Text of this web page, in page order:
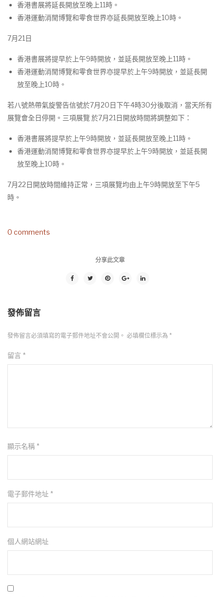
香港書展將延長開放至晚上11時。
香港運動消閒博覽和零食世界亦延長開放至晚上10時。
7月21日
香港書展將提早於上午9時開放，並延長開放至晚上11時。
香港運動消閒博覽和零食世界亦提早於上午9時開放，並延長開
放至晚上10時。
若八號熱帶氣旋警告信號於7月20日下午4時30分後取消，當天所有
展覽會全日停開。三項展覽 於7月21日開放時間將調整如下：
香港書展將提早於上午9時開放，並延長開放至晚上11時。
香港運動消閒博覽和零食世界亦提早於上午9時開放，並延長開
放至晚上10時。
7月22日開放時間維持正常，三項展覽均由上午9時開放至下午5
時。
0 comments
分享此文章
發佈留言
發佈留言必須填寫的電子郵件地址不會公開。 必填欄位標示為 *
留言 *
顯示名稱 *
電子郵件地址 *
個人網站網址